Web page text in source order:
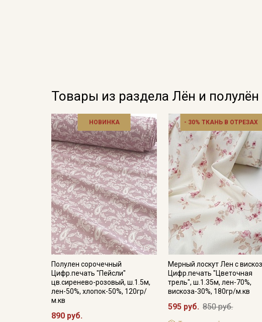
Товары из раздела Лён и полулён
НОВИНКА
Полулен сорочечный
Цифр.печать "Пейсли"
цв.сиренево-розовый, ш.1.5м,
лен-50%, хлопок-50%, 120гр/
м.кв
890 руб.
- 30% ТКАНЬ В ОТРЕЗАХ
Мерный лоскут Лен с
Цифр.печать "Цветочная
трель", ш.1.35м, лен-70%,
вискоза-30%, 180гр/м.кв
595 руб. 850 руб.